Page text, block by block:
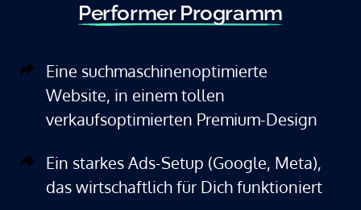
Performer Programm
Eine suchmaschinenoptimierte
Website, in einem tollen
verkaufsoptimierten Premium-Design
Ein starkes Ads-Setup (Google, Meta),
das wirtschaftlich für Dich funktioniert